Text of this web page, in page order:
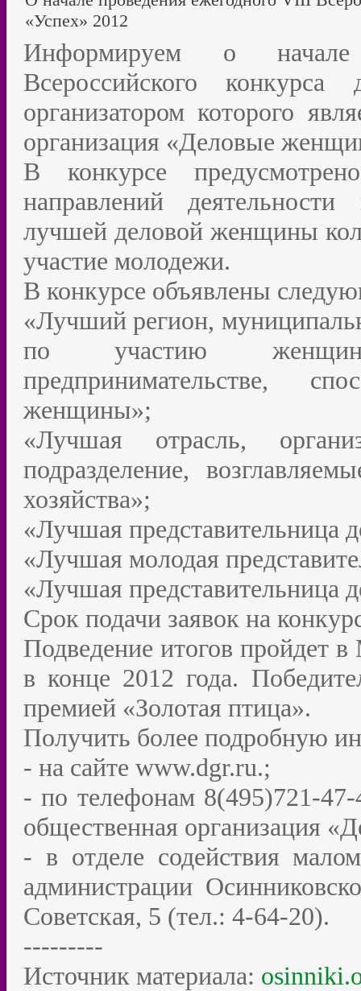
«Успех» 2012
Информируем о
Всероссийского
организатором которого
организация «Деловые
В конкурсе
направлений
лучшей деловой женщины
участие молодежи.
В конкурсе объявлены
«Лучший регион,
по участию женщин
предпринимательстве,
женщины»;
«Лучшая отрасль,
подразделение,
хозяйства»;
«Лучшая представительница
«Лучшая молодая
«Лучшая
Срок подачи заявок на
Подведение итогов пройдет
в конце 2012 года.
премией «Золотая птица».
Получить более подробную
- на сайте www.dgr.ru.;
- по телефонам 8(495)721-
общественная организация
- в отделе содействия
администрации
Советская, 5 (тел.: 4-64-20).
---------
Источник материала: